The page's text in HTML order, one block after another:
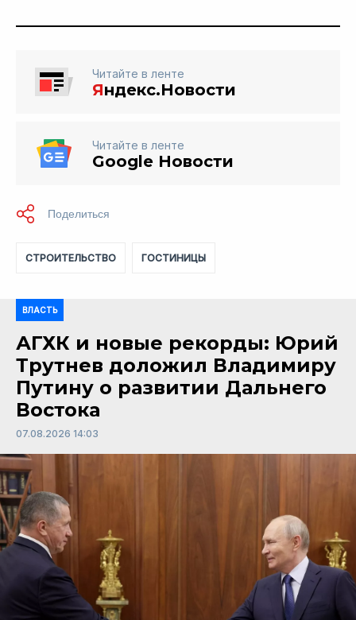
Читайте в ленте
Яндекс.Новости
Читайте в ленте
Google Новости
СТРОИТЕЛЬСТВО ГОСТИНИЦЫ
ВЛАСТЬ
АГХК и новые рекорды: Юрий
Трутнев доложил Владимиру
Путину о развитии Дальнего
Востока
07.08.2026 14:03